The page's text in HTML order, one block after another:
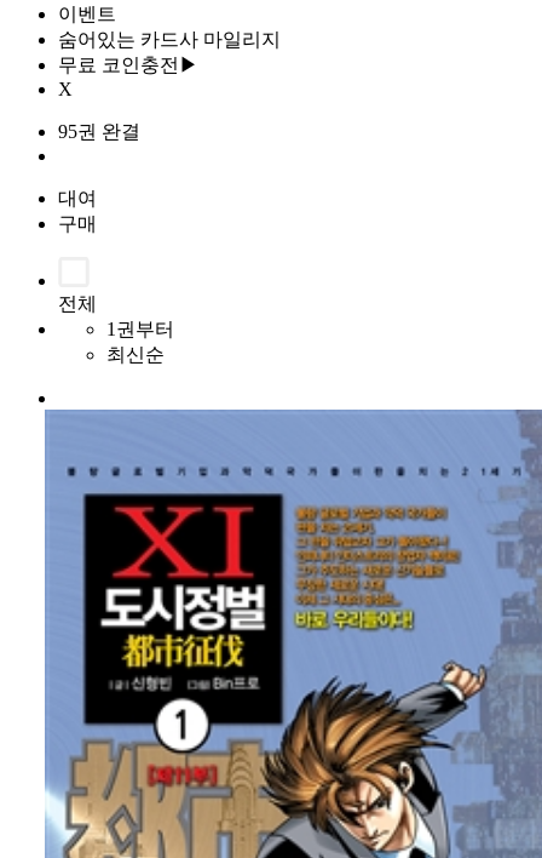
이벤트
숨어있는 카드사 마일리지
무료 코인충전▶
X
95권 완결
대여
구매
전체
1권부터
최신순